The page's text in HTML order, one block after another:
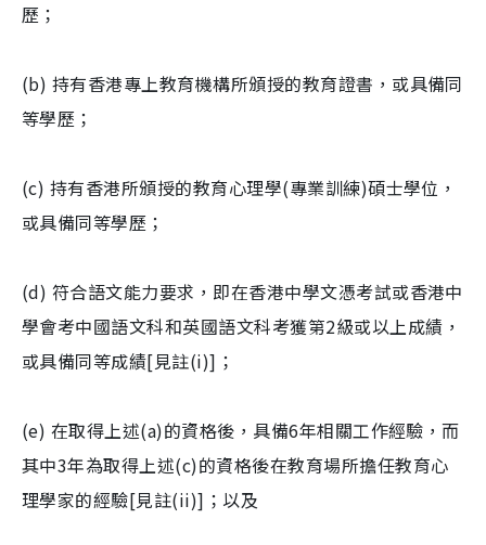
歷；
(b) 持有香港專上教育機構所頒授的教育證書，或具備同
等學歷；
(c) 持有香港所頒授的教育心理學(專業訓練)碩士學位，
或具備同等學歷；
(d) 符合語文能力要求，即在香港中學文憑考試或香港中
學會考中國語文科和英國語文科考獲第2級或以上成績，
或具備同等成績[見註(i)]；
(e) 在取得上述(a)的資格後，具備6年相關工作經驗，而
其中3年為取得上述(c)的資格後在教育場所擔任教育心
理學家的經驗[見註(ii)]；以及